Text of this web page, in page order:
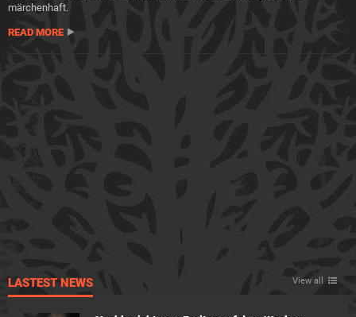
märchenhaft.
READ MORE
LASTEST NEWS View all